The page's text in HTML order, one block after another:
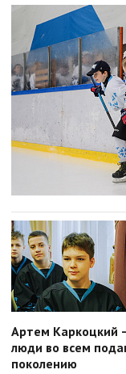
Артем Каркоцкий
люди во всем
поколению